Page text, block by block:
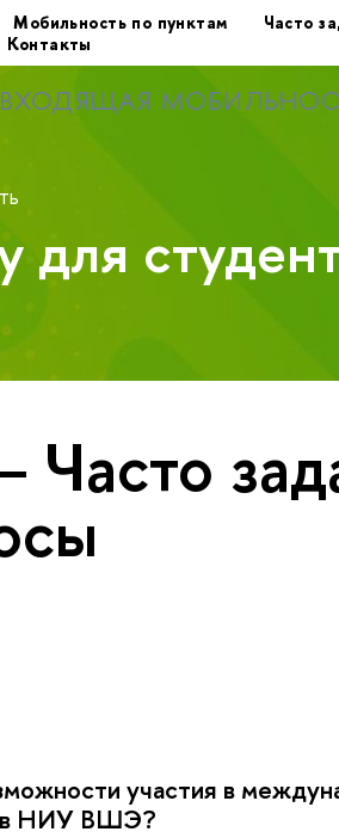
Мобильность по пунктам
Часто
Контакты
ВХОДЯЩАЯ
для
Часто
участия в
НИУ ВШЭ?